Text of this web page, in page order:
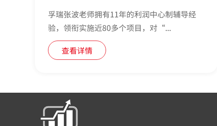
孚瑞张波老师拥有11年的利润中心制辅导经
验，领衔实施近80多个项目，对“...
查看详情